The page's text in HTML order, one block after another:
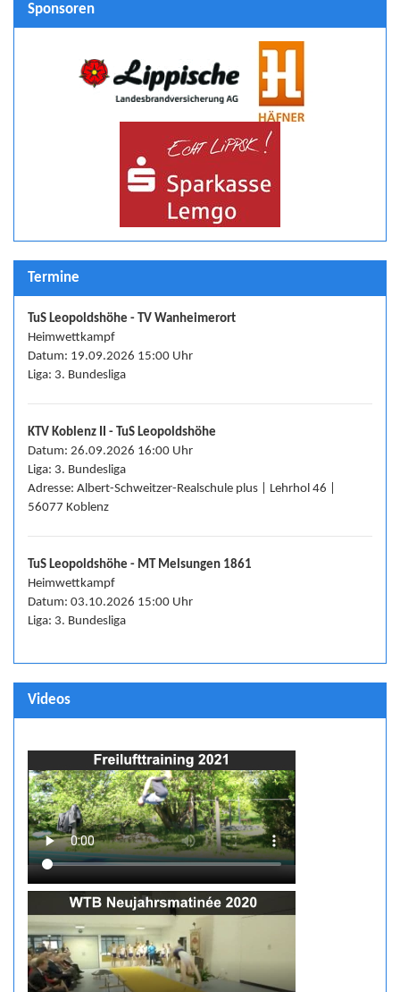
Sponsoren
Termine
TuS Leopoldshöhe - TV Wanheimerort
Heimwettkampf
Datum: 19.09.2026 15:00 Uhr
Liga: 3. Bundesliga
KTV Koblenz II - TuS Leopoldshöhe
Datum: 26.09.2026 16:00 Uhr
Liga: 3. Bundesliga
Adresse: Albert-Schweitzer-Realschule plus | Lehrhol 46 |
56077 Koblenz
TuS Leopoldshöhe - MT Melsungen 1861
Heimwettkampf
Datum: 03.10.2026 15:00 Uhr
Liga: 3. Bundesliga
Videos